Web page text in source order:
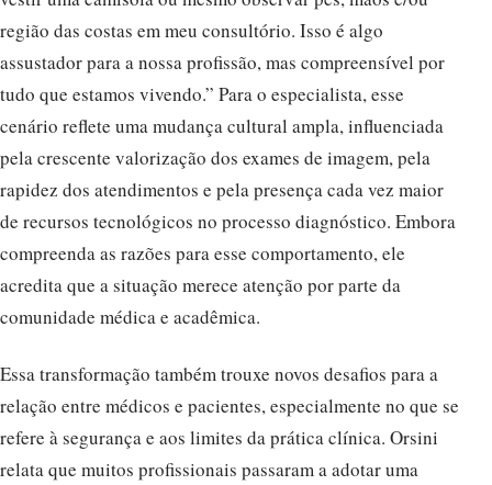
região das costas em meu consultório. Isso é algo
assustador para a nossa profissão, mas compreensível por
tudo que estamos vivendo.” Para o especialista, esse
cenário reflete uma mudança cultural ampla, influenciada
pela crescente valorização dos exames de imagem, pela
rapidez dos atendimentos e pela presença cada vez maior
de recursos tecnológicos no processo diagnóstico. Embora
compreenda as razões para esse comportamento, ele
acredita que a situação merece atenção por parte da
comunidade médica e acadêmica.
Essa transformação também trouxe novos desafios para a
relação entre médicos e pacientes, especialmente no que se
refere à segurança e aos limites da prática clínica. Orsini
relata que muitos profissionais passaram a adotar uma